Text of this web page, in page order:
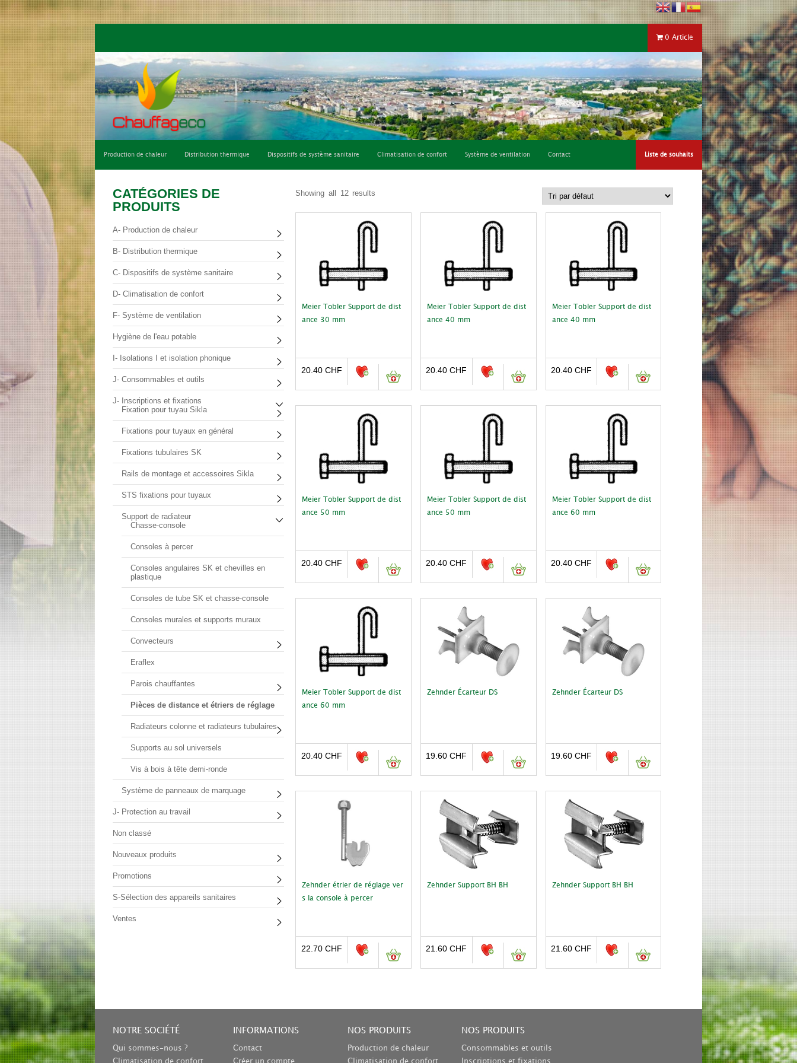
0 Article
Production de chaleur Distribution thermique Dispositifs de système sanitaire Climatisation de confort Système de ventilation Contact Liste de souhaits
CATÉGORIES DE
PRODUITS
A- Production de chaleur
B- Distribution thermique
C- Dispositifs de système sanitaire
D- Climatisation de confort
F- Système de ventilation
Hygiène de l'eau potable
I- Isolations I et isolation phonique
J- Consommables et outils
J- Inscriptions et fixations
Fixation pour tuyau Sikla
Fixations pour tuyaux en général
Fixations tubulaires SK
Rails de montage et accessoires Sikla
STS fixations pour tuyaux
Support de radiateur
Chasse-console
Consoles à percer
Consoles angulaires SK et chevilles en
plastique
Consoles de tube SK et chasse-console
Consoles murales et supports muraux
Convecteurs
Eraflex
Parois chauffantes
Pièces de distance et étriers de réglage
Radiateurs colonne et radiateurs tubulaires
Supports au sol universels
Vis à bois à tête demi-ronde
Système de panneaux de marquage
J- Protection au travail
Non classé
Nouveaux produits
Promotions
S-Sélection des appareils sanitaires
Ventes
Showing all 12 results
Meier Tobler Support de dist
ance 30 mm
20.40 CHF
Meier Tobler Support de dist
ance 40 mm
20.40CHF
Meier Tobler Support de dist
ance 40 mm
20.40CHF
Meier Tobler Support de dist
ance 50 mm
20.40 CHF
Meier Tobler Support de dist
ance 50 mm
20.40CHF
Meier Tobler Support de dist
ance 60 mm
20.40CHF
Meier Tobler Support de dist
ance 60 mm
20.40 CHF
Zehnder Écarteur DS
19.60CHF
Zehnder Écarteur DS
19.60CHF
Zehnder étrier de réglage ver
s la console à percer
22.70 CHF
Zehnder Support BH BH
21.60CHF
Zehnder Support BH BH
21.60CHF
NOTRE SOCIÉTÉ
Qui sommes-nous ?
Climatisation de confort
INFORMATIONS
Contact
Créer un compte
NOS PRODUITS
Production de chaleur
Climatisation de confort
NOS PRODUITS
Consommables et outils
Inscriptions et fixations